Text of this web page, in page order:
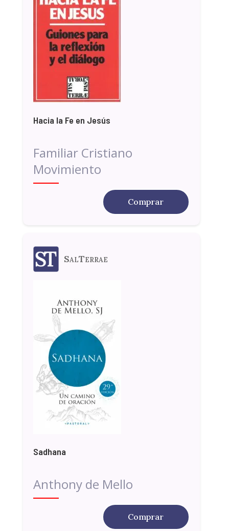
Hacia la Fe en Jesús
Familiar Cristiano
Movimiento
Comprar
SalTerrae
Sadhana
Anthony de Mello
Comprar